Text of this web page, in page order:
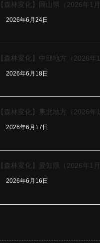
【森林変化】岡山県（2026年1月
2026年6月24日
【森林変化】中部地方（2026年
2026年6月18日
【森林変化】東北地方（2026年
2026年6月17日
【森林変化】愛知県（2026年1月
2026年6月16日